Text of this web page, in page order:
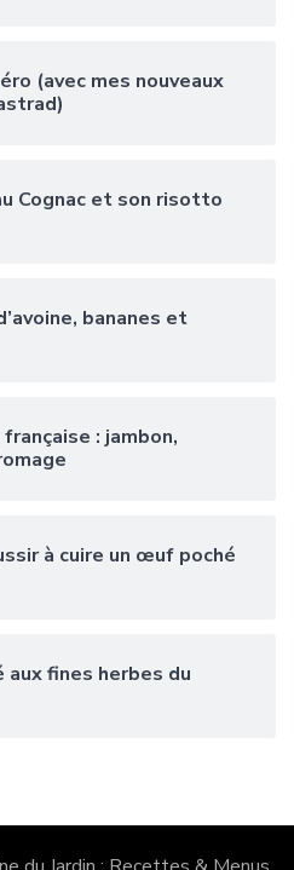
(avec mes nouveaux
Cognac et son risotto
bananes et
: jambon,
à cuire un œuf poché
fines herbes du